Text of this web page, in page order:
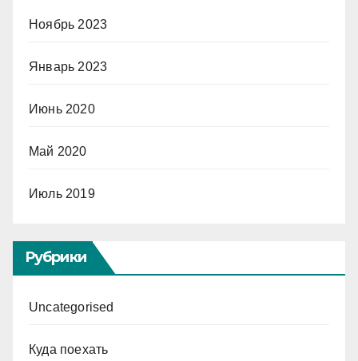
Ноябрь 2023
Январь 2023
Июнь 2020
Май 2020
Июль 2019
Рубрики
Uncategorised
Куда поехать